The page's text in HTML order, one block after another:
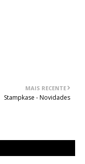
MAIS RECENTE
Stampkase - Novidades